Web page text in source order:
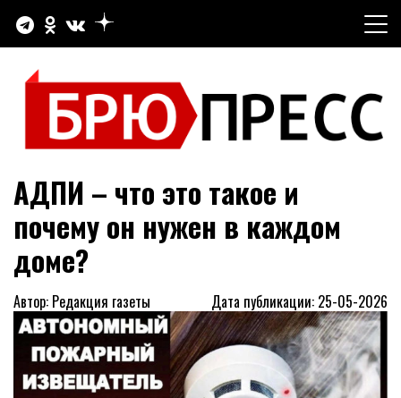
содержимому
БРЮПРЕСС
Официальный сайт газеты "Брюховецкие новости"
АДПИ – что это такое и
почему он нужен в каждом
доме?
Автор: Редакция газеты Дата публикации: 25-05-2026